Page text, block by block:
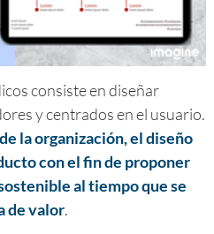
consiste en diseñar
y centrados en el usuario.
la organización, el diseño
con el fin de proponer
al tiempo que se
de valor.